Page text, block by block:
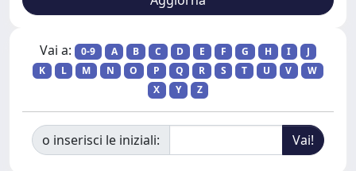
Vai a: 0-9 A B C D E F G H I
J
K
L M N O P Q R S T U V
W
X
Y Z
o inserisci le iniziali: